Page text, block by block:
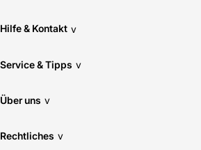
Hilfe & Kontakt v
Service & Tipps v
Über uns v
Rechtliches v